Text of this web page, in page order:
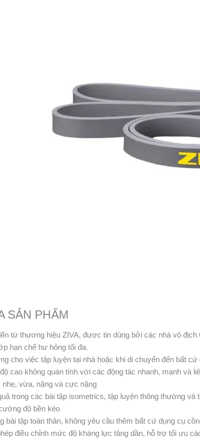
SẢN PHẨM
từ thương hiệu ZIVA, được tin dùng bởi các nhà vô địch
hạn chế hư hỏng tối đa.
cho việc tập luyện tại nhà hoặc khi di chuyển đến bất cứ
cao không quán tính với các động tác nhanh, mạnh và
vừa, nặng và cực nặng
trong các bài tập isometrics, tập luyện thông thường và
độ bền kéo
bài tập toàn thân, không yêu cầu thêm bất cứ dụng cụ
điều chỉnh mức độ kháng lực tăng dần, hỗ trợ tối ưu